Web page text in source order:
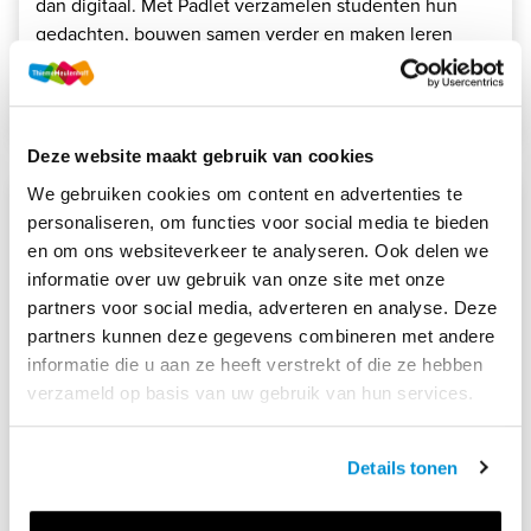
Deze website maakt gebruik van cookies
We gebruiken cookies om content en advertenties te
personaliseren, om functies voor social media te bieden
en om ons websiteverkeer te analyseren. Ook delen we
informatie over uw gebruik van onze site met onze
partners voor social media, adverteren en analyse. Deze
partners kunnen deze gegevens combineren met andere
informatie die u aan ze heeft verstrekt of die ze hebben
verzameld op basis van uw gebruik van hun services.
Details tonen
gedachten, bouwen samen verder en maken leren
zichtbaar én leuk.
Lees meer